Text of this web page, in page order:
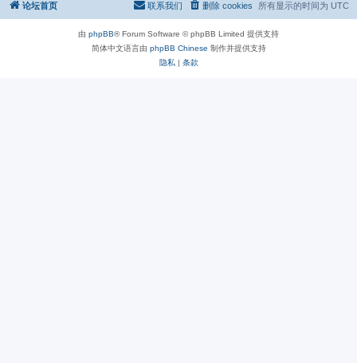
论坛首页 所有显示的时间为 UTC
删除 cookies
联系我们
由 phpBB® Forum Software © phpBB Limited 提供支持
简体中文语言由 phpBB Chinese 制作并提供支持
隐私 | 条款